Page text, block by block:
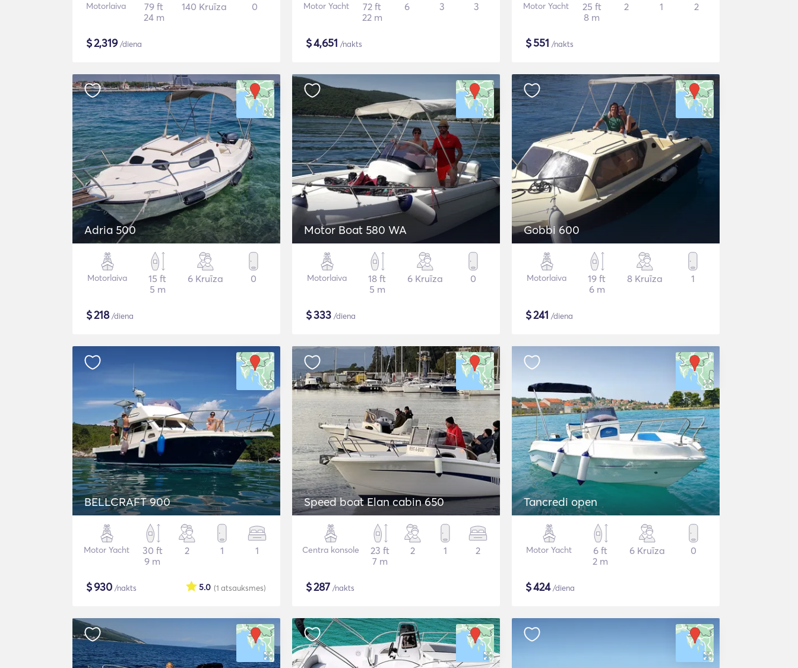
Motorlaiva
79 ft
24 m
140 Kruīza 0
$2,319/diena
Motor Yacht
72 ft
22 m
6 3 3
$4,651 /nakts
Motor Yacht
25 ft
8 m
2 1 2
$551 /nakts
Adria 500
Motorlaiva
15 ft
5 m
6 Kruīza 0
$218/diena
Motor Boat 580 WA
Motorlaiva
18 ft
5 m
6 Kruīza 0
$333 /diena
Gobbi 600
Motorlaiva
19 ft
6 m
8 Kruīza 1
$241 /diena
BELLCRAFT 900
Motor Yacht
30 ft
9 m
2 1 1
$930 /nakts (1 atsauksmes)
5.0
Speed boat Elan cabin 650
Centra konsole
23 ft
7 m
2 1 2
$287 /nakts
Tancredi open
Motor Yacht
6 ft
2 m
6 Kruīza 0
$424/diena